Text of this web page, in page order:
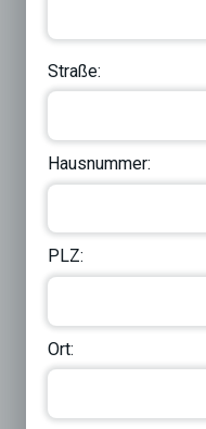
Straße:
Hausnummer:
PLZ:
Ort: